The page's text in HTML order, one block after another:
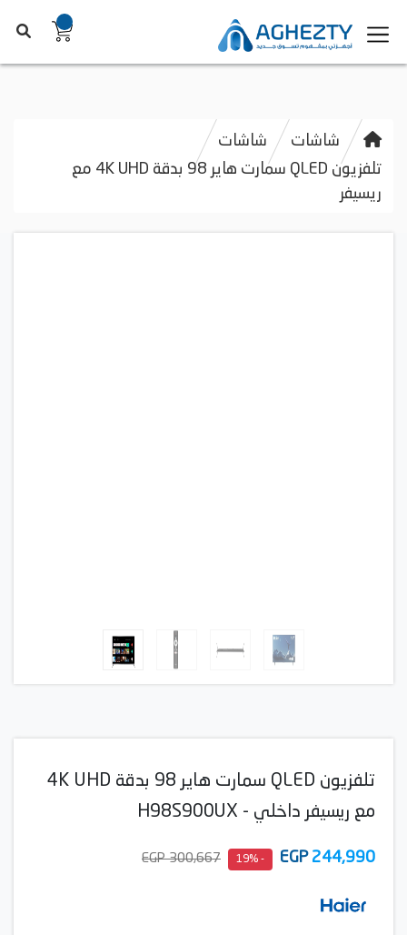
شاشات
شاشات
تلفزيون QLED سمارت هاير 98 بدقة 4K UHD مع
ريسيفر
تلفزيون QLED سمارت هاير 98 بدقة 4K UHD
مع ريسيفر داخلي - H98S900UX
244,990
EGP
- 19%
300,667 EGP